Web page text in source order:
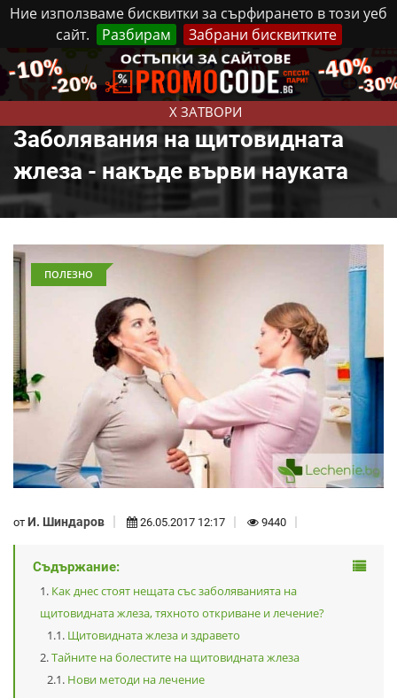
Ние използваме бисквитки за сърфирането в този уеб
сайт.
Разбирам Забрани бисквитките
X ЗАТВОРИ
Четвъртък, 6 Август, 2026 Реклама Контакти
Заболявания на щитовидната
жлеза - накъде върви науката
ПОЛЕЗНО
от И. Шиндаров 26.05.2017 12:17 9440
Съдържание:
Как днес стоят нещата със заболяванията на
щитовидната жлеза, тяхното откриване и лечение?
Щитовидната жлеза и здравето
Тайните на болестите на щитовидната жлеза
Нови методи на лечение